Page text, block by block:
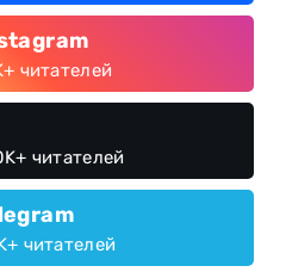
читателей
читателей
читателей